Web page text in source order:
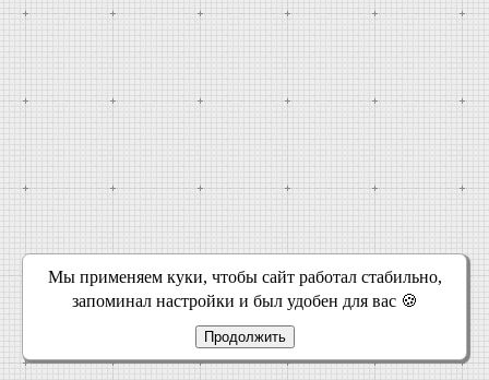
Мы применяем куки, чтобы сайт работал стабильно,
запоминал настройки и был удобен для вас 🍪
Продолжить